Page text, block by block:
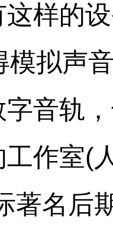
样的
模拟声
音轨
作室(
著名后